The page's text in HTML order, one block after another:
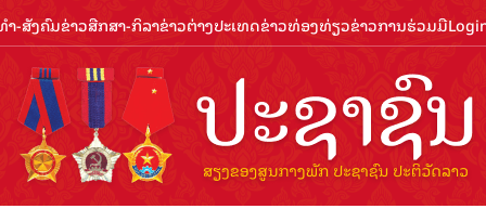
ຳ-ສັງຄົມຂ່າວສືກສາ-ກິລາຂ່າວຕ່າງປະເທດຂ່າວທ່ອງທ່ຽວຂ່າວການຮ່ວມມື